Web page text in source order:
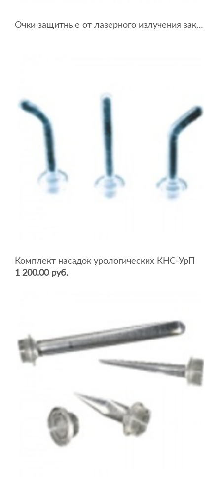
Очки защитные от лазерного излучения закрытые со стёклами ЗН22-72
Комплект насадок урологических КНС-УрП
1 200.00 руб.